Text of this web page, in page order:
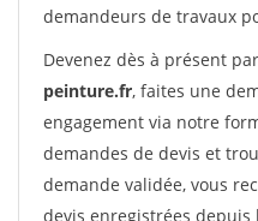
demandeurs de travaux
Devenez dès à présent
peinture.fr, faites une
engagement via notre
demandes de devis et
demande validée, vous
devis enregistrées